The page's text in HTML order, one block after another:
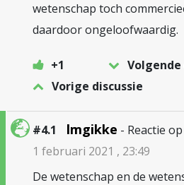
wetenschap toch
daardoor ongeloofwaardig.
+1
Volgende
Vorige discussie
#4.1 lmgikke - Reactie op
1 februari 2021 , 23:49
De wetenschap en de